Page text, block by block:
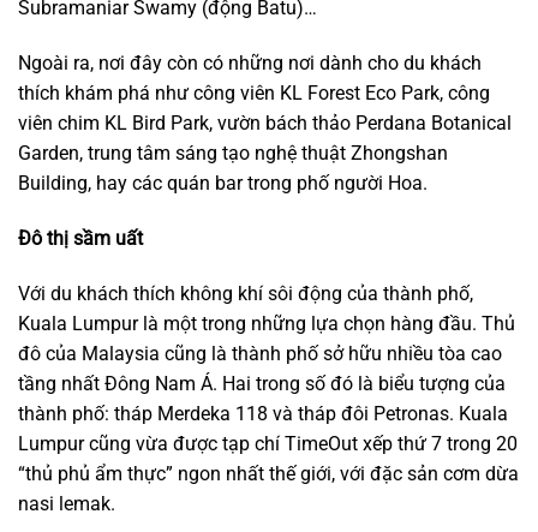
Subramaniar Swamy (động Batu)…
Ngoài ra, nơi đây còn có những nơi dành cho du khách
thích khám phá như công viên KL Forest Eco Park, công
viên chim KL Bird Park, vườn bách thảo Perdana Botanical
Garden, trung tâm sáng tạo nghệ thuật Zhongshan
Building, hay các quán bar trong phố người Hoa.
Đô thị sầm uất
Với du khách thích không khí sôi động của thành phố,
Kuala Lumpur là một trong những lựa chọn hàng đầu. Thủ
đô của Malaysia cũng là thành phố sở hữu nhiều tòa cao
tầng nhất Đông Nam Á. Hai trong số đó là biểu tượng của
thành phố: tháp Merdeka 118 và tháp đôi Petronas. Kuala
Lumpur cũng vừa được tạp chí TimeOut xếp thứ 7 trong 20
“thủ phủ ẩm thực” ngon nhất thế giới, với đặc sản cơm dừa
nasi lemak.